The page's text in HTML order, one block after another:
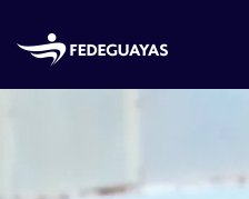
Skip to main content